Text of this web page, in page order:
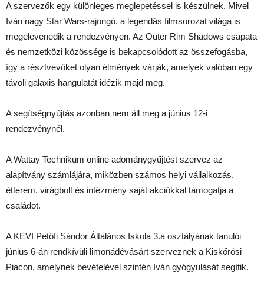
A szervezők egy különleges meglepetéssel is készülnek. Mivel
Iván nagy Star Wars-rajongó, a legendás filmsorozat világa is
megelevenedik a rendezvényen. Az Outer Rim Shadows csapata
és nemzetközi közössége is bekapcsolódott az összefogásba,
így a résztvevőket olyan élmények várják, amelyek valóban egy
távoli galaxis hangulatát idézik majd meg.
A segítségnyújtás azonban nem áll meg a június 12-i
rendezvénynél.
A Wattay Technikum online adománygyűjtést szervez az
alapítvány számlájára, miközben számos helyi vállalkozás,
étterem, virágbolt és intézmény saját akciókkal támogatja a
családot.
A KEVI Petőfi Sándor Általános Iskola 3.a osztályának tanulói
június 6-án rendkívüli limonádévásárt szerveznek a Kiskőrösi
Piacon, amelynek bevételével szintén Iván gyógyulását segítik.